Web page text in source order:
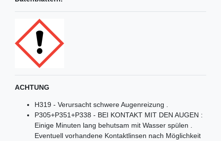
ACHTUNG
H319 - Verursacht schwere Augenreizung .
P305+P351+P338 - BEI KONTAKT MIT DEN AUGEN :
Einige Minuten lang behutsam mit Wasser spülen .
Eventuell vorhandene Kontaktlinsen nach Möglichkeit